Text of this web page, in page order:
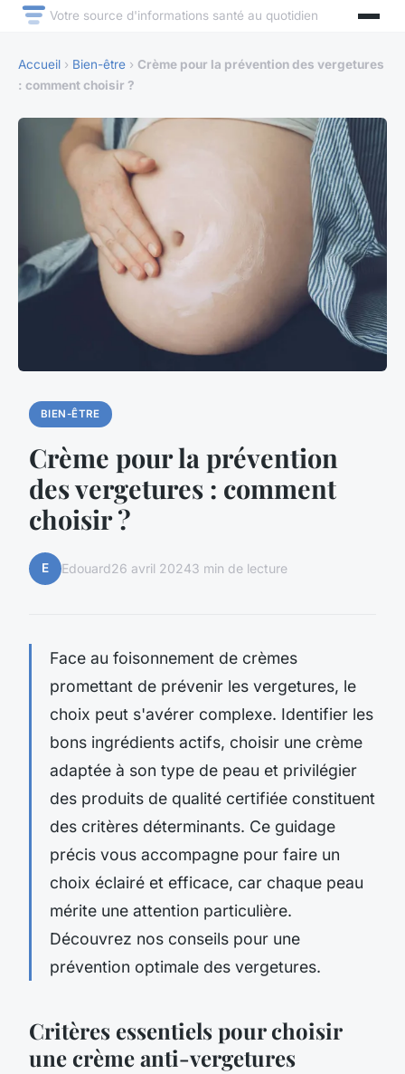
Votre source d'informations santé au quotidien
Accueil › Bien-être › Crème pour la prévention des vergetures
: comment choisir ?
BIEN-ÊTRE
Crème pour la prévention
des vergetures : comment
choisir ?
E Edouard26 avril 20243 min de lecture
Face au foisonnement de crèmes
promettant de prévenir les vergetures, le
choix peut s'avérer complexe. Identifier les
bons ingrédients actifs, choisir une crème
adaptée à son type de peau et privilégier
des produits de qualité certifiée constituent
des critères déterminants. Ce guidage
précis vous accompagne pour faire un
choix éclairé et efficace, car chaque peau
mérite une attention particulière.
Découvrez nos conseils pour une
prévention optimale des vergetures.
Critères essentiels pour choisir
une crème anti-vergetures